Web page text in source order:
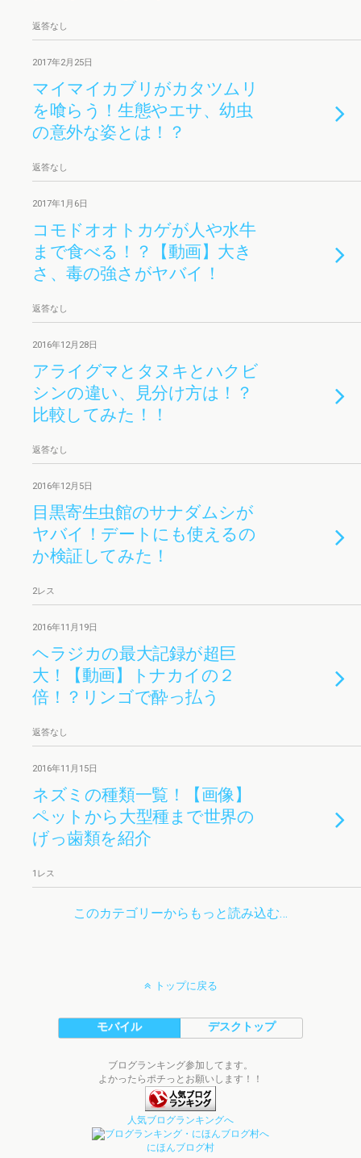
返答なし
2017年2月25日
マイマイカブリがカタツムリ
を喰らう！生態やエサ、幼虫
の意外な姿とは！？
返答なし
2017年1月6日
コモドオオトカゲが人や水牛
まで食べる！？【動画】大き
さ、毒の強さがヤバイ！
返答なし
2016年12月28日
アライグマとタヌキとハクビ
シンの違い、見分け方は！？
比較してみた！！
返答なし
2016年12月5日
目黒寄生虫館のサナダムシが
ヤバイ！デートにも使えるの
か検証してみた！
2レス
2016年11月19日
ヘラジカの最大記録が超巨
大！【動画】トナカイの２
倍！？リンゴで酔っ払う
返答なし
2016年11月15日
ネズミの種類一覧！【画像】
ペットから大型種まで世界の
げっ歯類を紹介
1レス
このカテゴリーからもっと読み込む…
トップに戻る
モバイル デスクトップ
ブログランキング参加してます。
よかったらポチっとお願いします！！
人気ブログランキングへ
にほんブログ村